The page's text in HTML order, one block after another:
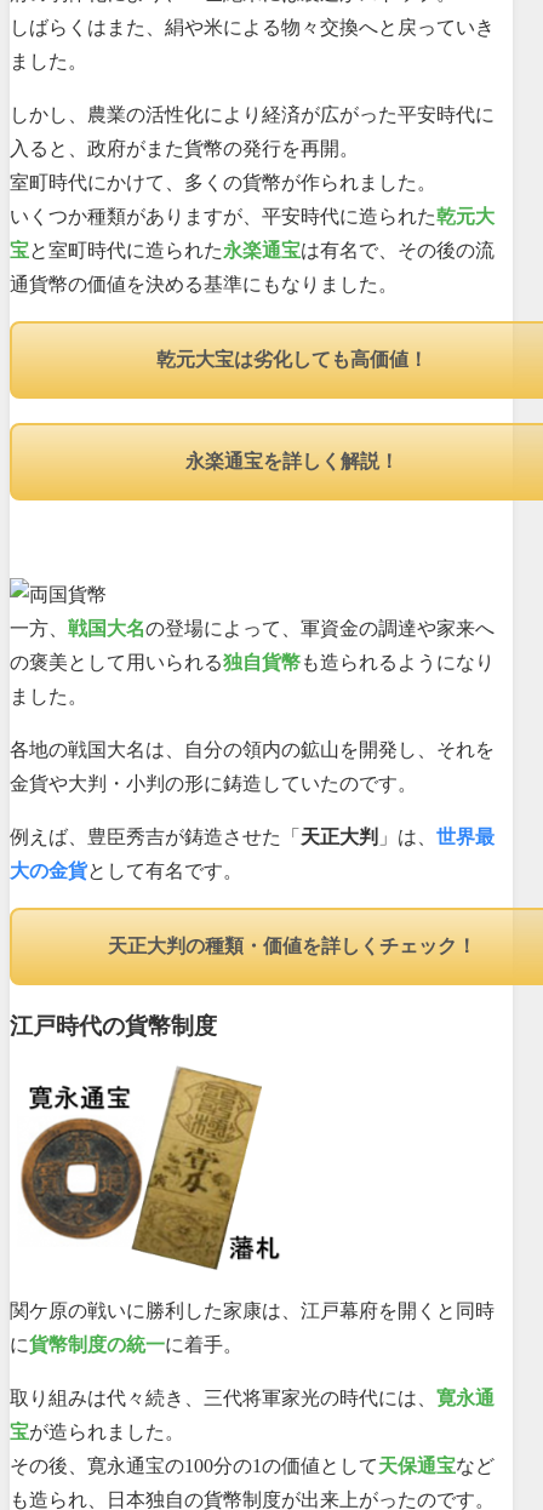
しばらくはまた、絹や米による物々交換へと戻っていき
ました。
しかし、農業の活性化により経済が広がった平安時代に
入ると、政府がまた貨幣の発行を再開。
室町時代にかけて、多くの貨幣が作られました。
いくつか種類がありますが、平安時代に造られた乾元大
宝と室町時代に造られた永楽通宝は有名で、その後の流
通貨幣の価値を決める基準にもなりました。
乾元大宝は劣化しても高価値！
永楽通宝を詳しく解説！
一方、 戦国大名の登場によって、軍資金の調達や家来へ
の褒美として用いられる独自貨幣も造られるようになり
ました。
各地の戦国大名は、自分の領内の鉱山を開発し、それを
金貨や大判・小判の形に鋳造していたのです。
例えば、豊臣秀吉が鋳造させた「 天正大判 」は、 世界最
大の金貨として有名です。
天正大判の種類・価値を詳しくチェック！
江戸時代の貨幣制度
関ケ原の戦いに勝利した家康は、江戸幕府を開くと同時
に貨幣制度の統一に着手。
取り組みは代々続き、三代将軍家光の時代には、 寛永通
宝が造られました。
その後、寛永通宝の100分の1の価値として天保通宝など
も造られ、日本独自の貨幣制度が出来上がったのです。